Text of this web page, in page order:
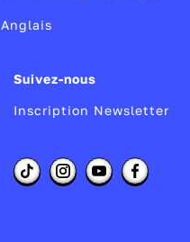
Anglais
Suivez-nous
Inscription Newsletter